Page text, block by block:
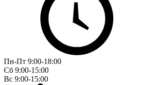
Пн-Пт 9:00-18:00
Сб 9:00-15:00
Вс 9:00-15:00